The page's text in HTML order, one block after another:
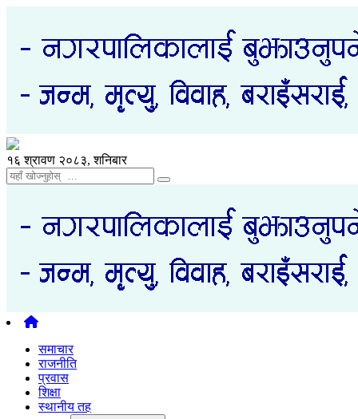
१६ श्रावण २०८३, शनिबार
समाचार
राजनीति
प्रवास
शिक्षा
स्थानीय तह